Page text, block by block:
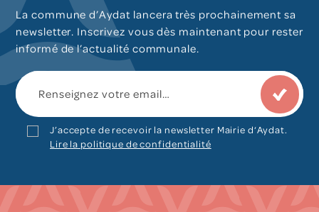
La commune d’Aydat lancera très prochainement sa
newsletter. Inscrivez vous dès maintenant pour rester
informé de l’actualité communale.
J’accepte de recevoir la newsletter Mairie d‘Aydat.
Lire la politique de confidentialité